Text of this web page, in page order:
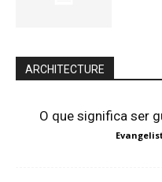
ARCHITECTURE
O que significa ser